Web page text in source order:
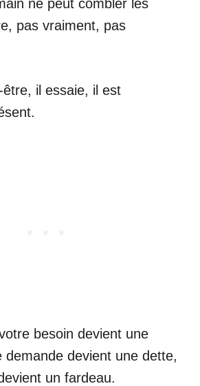
ne peut combler les
pas vraiment, pas
il essaie, il est
besoin devient une
demande devient une dette,
un fardeau.